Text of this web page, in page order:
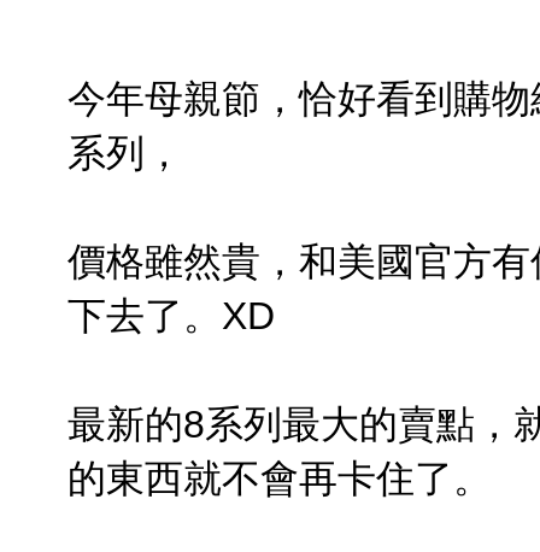
今年母親節，恰好看到購
系列，
價格雖然貴，和美國官方
下去了。XD
最新的8系列最大的賣點，
的東西就不會再卡住了。